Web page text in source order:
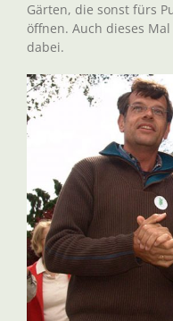
Gärten, die sonst fürs
öffnen. Auch dieses
dabei.